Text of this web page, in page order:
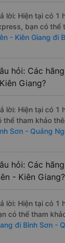
lời: Hiện tại có 1
bạn có thể
- Kiên Giang đi
hỏi: Các
Giang?
lời: Hiện tại có 1
thể tham khảo
Sơn - Quảng
hỏi: Các
- Kiên Giang?
lời: Hiện tại có 1
có thể tham
đi Bình Sơn -